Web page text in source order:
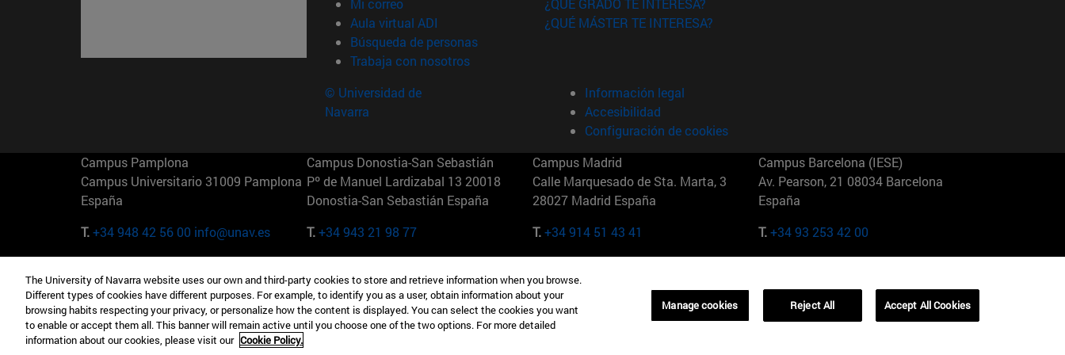
Mi correo
Aula virtual ADI (abre en nueva ventana)
Búsqueda de personas(abre en nueva ventana)
Trabaja con nosotros(abre en nueva ventana)
¿QUÉ GRADO TE INTERESA?
¿QUÉ MÁSTER TE INTERESA?
© Universidad de
Navarra
Información legal
Accesibilidad
Configuración de cookies
Campus Pamplona
Campus Universitario 31009 Pamplona
España
T.+34 948 42 56 00 info@unav.es
Campus Donostia-San Sebastián
Pº de Manuel Lardizabal 13 20018
Donostia-San Sebastián España
T.+34 943 21 98 77
Campus Madrid
Calle Marquesado de Sta. Marta, 3
28027 Madrid España
T.+34 914 51 43 41
Campus Barcelona (IESE)
Av. Pearson, 21 08034 Barcelona
España
T.+34 93 253 42 00
Camino del Cerro Águila 3 28023
Madrid España
T.+34 912 11 30 00
165 W 57th St 10019-2201 Nueva York
EE.UU
T.+1 646 346 8850
Maria-Theresia-Straße 15 81675
Múnich Alemania
T.+49 89 24209790
01321001 Bela Vista Brasil
The University of Navarra website uses our own and third-party cookies to store and retrieve information when you browse.
Different types of cookies have different purposes. For example, to identify you as a user, obtain information about your
browsing habits respecting your privacy, or personalize how the content is displayed. You can select the cookies you want
to enable or accept them all. This banner will remain active until you choose one of the two options. For more detailed
information about our cookies, please visit our Cookie Policy.
Manage cookies Reject All Accept All Cookies